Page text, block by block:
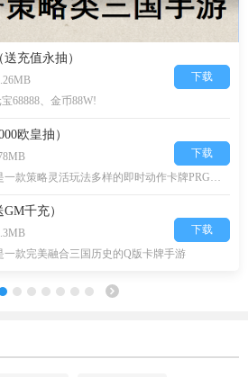
充值永抽）
68888、金币88W!
下载
欧皇抽）
《魔兽三国》是一款策略灵活玩法多样的即时动作卡牌PRG游戏，
下载
千充）
一款完美融合三国历史的Q版卡牌手游
下载